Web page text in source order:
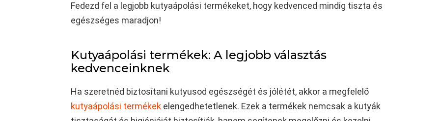
Fedezd fel a legjobb kutyaápolási termékeket, hogy kedvenced mindig tiszta és
egészséges maradjon!
Kutyaápolási termékek: A legjobb választás
kedvenceinknek
Ha szeretnéd biztosítani kutyusod egészségét és jólétét, akkor a megfelelő
kutyaápolási termékek elengedhetetlenek. Ezek a termékek nemcsak a kutyák